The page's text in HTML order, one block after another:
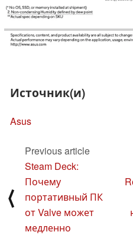
Источник(и)
Asus
⟨
Previous article
Steam Deck:
Почему
портативный ПК
от Valve может
медленно